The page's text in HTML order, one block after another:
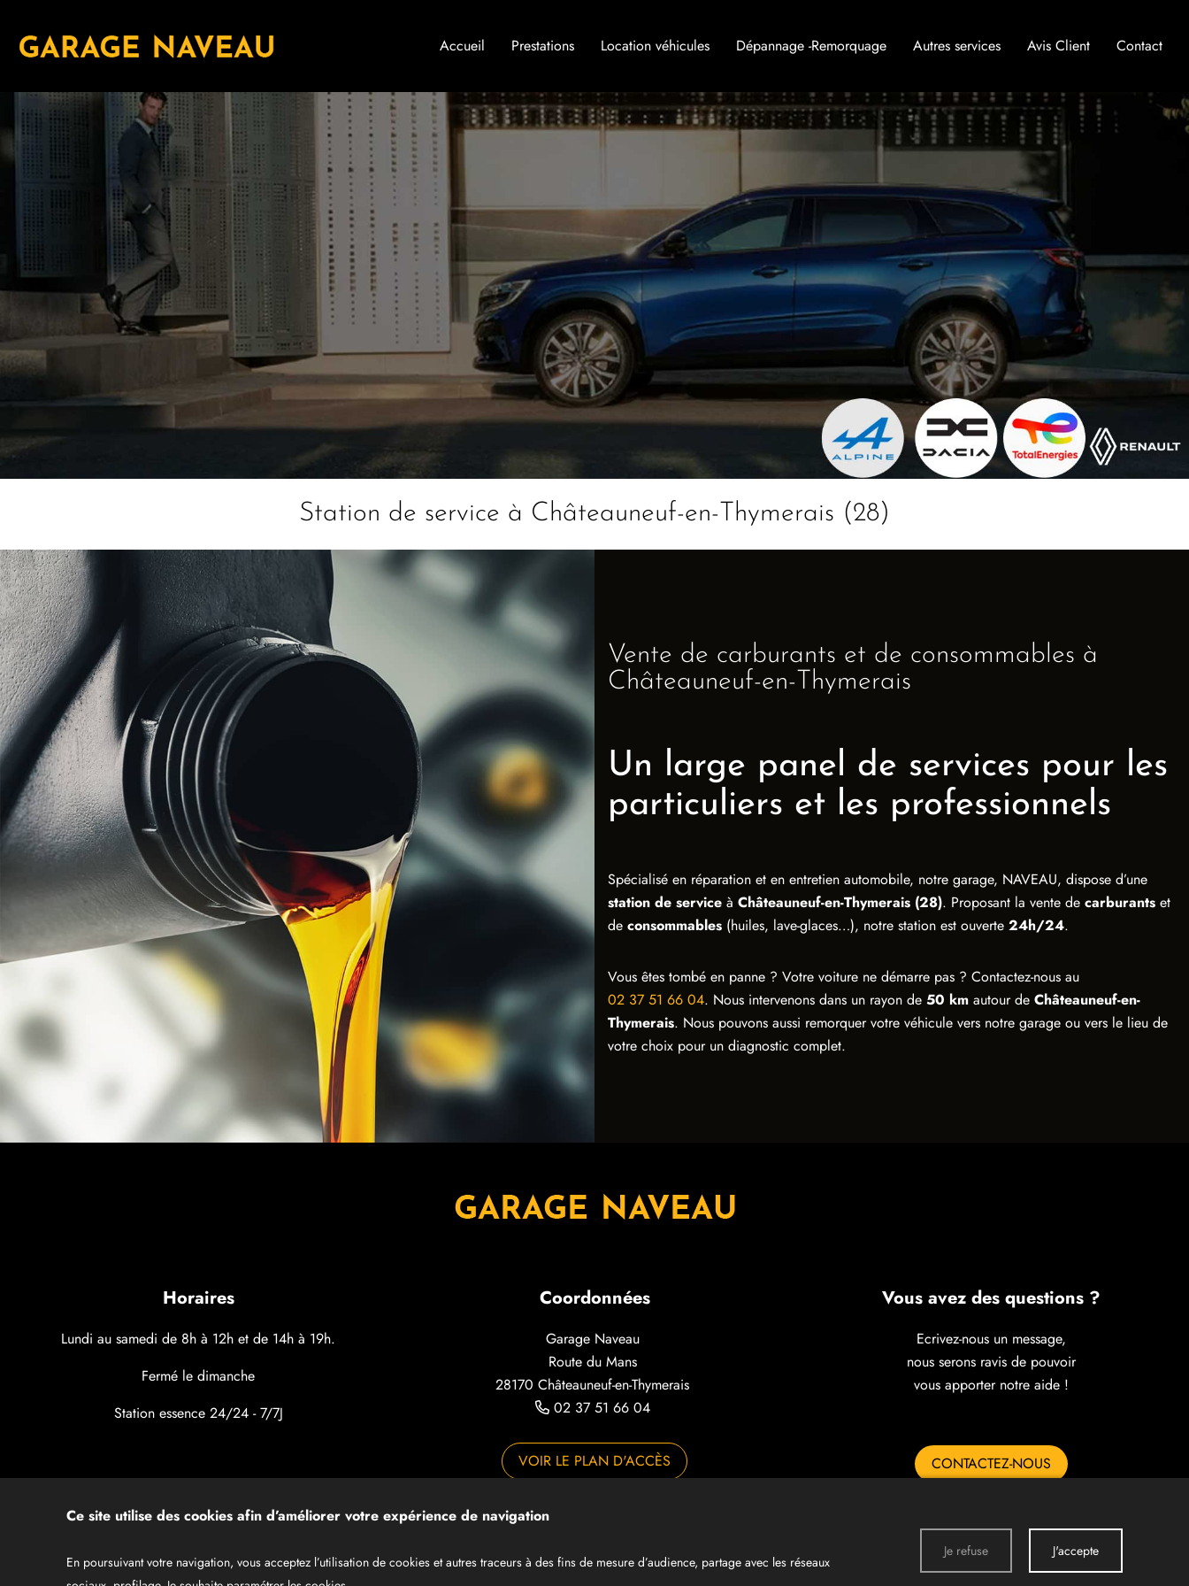
Accueil Prestations Location véhicules Dépannage -Remorquage Autres services Avis Client Contact
Station de service à Châteauneuf-en-Thymerais (28)
Vente de carburants et de consommables à
Châteauneuf-en-Thymerais
Un large panel de services pour les
particuliers et les professionnels
Spécialisé en réparation et en entretien automobile, notre garage, NAVEAU, dispose d’une
station de service à Châteauneuf-en-Thymerais (28). Proposant la vente de carburants et
de consommables (huiles, lave-glaces…), notre station est ouverte 24h/24.
Vous êtes tombé en panne ? Votre voiture ne démarre pas ? Contactez-nous au
02 37 51 66 04. Nous intervenons dans un rayon de 50 km autour de Châteauneuf-en-
Thymerais. Nous pouvons aussi remorquer votre véhicule vers notre garage ou vers le lieu de
votre choix pour un diagnostic complet.
Coordonnées
Garage Naveau
Route du Mans
28170 Châteauneuf-en-Thymerais
02 37 51 66 04
VOIR LE PLAN D'ACCÈS
Horaires
Lundi au samedi de 8h à 12h et de 14h à 19h.
Fermé le dimanche
Station essence 24/24 - 7/7J
Vous avez des questions ?
Ecrivez-nous un message,
nous serons ravis de pouvoir
vous apporter notre aide !
CONTACTEZ-NOUS
Ce site utilise des cookies afin d’améliorer votre expérience de navigation
En poursuivant votre navigation, vous acceptez l’utilisation de cookies et autres traceurs à des fins de mesure d’audience, partage avec les réseaux
Je refuse J'accepte